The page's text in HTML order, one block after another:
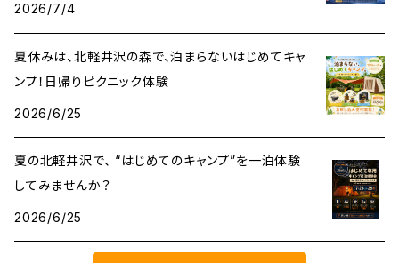
2026/7/4
夏休みは、北軽井沢の森で、泊まらないはじめてキャ
ンプ！日帰りピクニック体験
2026/6/25
夏の北軽井沢で、 “はじめてのキャンプ”を一泊体験
してみませんか？
2026/6/25